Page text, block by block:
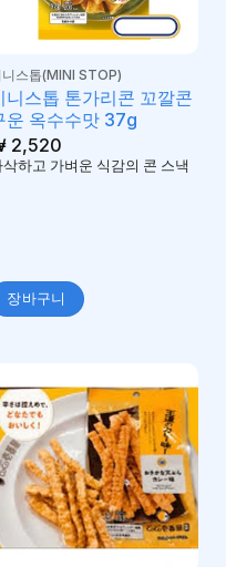
니스톱(MINI STOP)
니스톱 톤가리콘 꼬깔콘
운 옥수수맛 37g
2,520
삭하고 가벼운 식감의 콘 스낵
장바구니